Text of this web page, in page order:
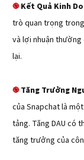
֎Kết Quả Kinh
trò quan trọng
và lợi nhuận
lại.
֎Tăng Trưởng
của Snapchat là
tảng. Tăng DAU có
tăng trưởng của